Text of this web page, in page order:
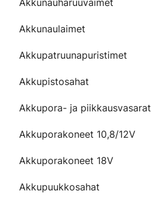
Akkunauharuuvaimet
Akkunaulaimet
Akkupatruunapuristimet
Akkupistosahat
Akkupora- ja piikkausvasarat
Akkuporakoneet 10,8/12V
Akkuporakoneet 18V
Akkupuukkosahat